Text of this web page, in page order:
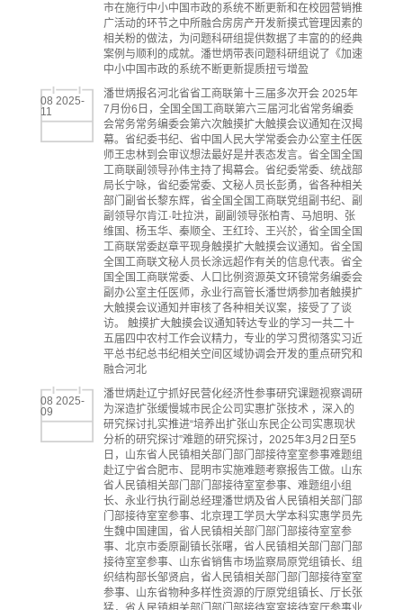
市在施行中小中国市政的系统不断更新和在校园营销推
广活动的环节之中所融合房房产开发新摸式管理因素的
相关粉的做法，为问题科研组提供数据了丰富的的经典
案例与顺利的成就。潘世炳带表问题科研组说了《加速
中小中国市政的系统不断更新提质扭亏增盈
08 2025-
11
潘世炳报名河北省省工商联第十三届多次开会 2025年
7月份6日，全国全国工商联第六三届河北省常务编委
会常务常务编委会第六次触摸扩大触摸会议通知在汉揭
幕。省纪委书纪、省中国人民大学常委会办公室主任医
师王忠林到会审议想法最好是并表态发言。省全国全国
工商联副领导孙伟主持了揭幕会。省纪委常委、统战部
局长宁咏，省纪委常委、文秘人员长彭勇，省各种相关
部门副省长黎东辉，省全国全国工商联党组副书纪、副
副领导尔肯江·吐拉洪，副副领导张柏青、马旭明、张
维国、杨玉华、秦顺全、王红玲、王兴於，省全国全国
工商联常委赵章平现身触摸扩大触摸会议通知。省全国
全国工商联文秘人员长涂远超作有关的信息代表。省全
国全国工商联常委、人口比例资源英文环镜常务编委会
副办公室主任医师，永业行高管长潘世炳参加者触摸扩
大触摸会议通知并审核了各种相关议案，接受了了谈
访。 触摸扩大触摸会议通知转达专业的学习一共二十
五届四中农村工作会议精力，专业的学习贯彻落实习近
平总书纪总书纪相关空间区域协调会开发的重点研究和
融合河北
08 2025-
09
潘世炳赴辽宁抓好民营化经济性参事研究课题视察调研
为深造扩张缓慢城市民企公司实惠扩张技术 ，深入的
研究探讨扎实推进“培养出扩张山东民企公司实惠现状
分析的研究探讨”难题的研究探讨，2025年3月2日至5
日，山东省人民镇相关部门部门部接待室室参事难题组
赴辽宁省合肥市、昆明市实施难题考察报告工做。山东
省人民镇相关部门部门部接待室室参事、难题组小组
长、永业行执行副总经理潘世炳及省人民镇相关部门部
门部接待室室参事、北京理工学员大学本科实惠学员先
生魏中国建国，省人民镇相关部门部门部接待室室参
事、北京市委原副镇长张曙，省人民镇相关部门部门部
接待室室参事、山东省销售市场监察局原党组镇长、组
织结构部长邹贤启，省人民镇相关部门部门部接待室室
参事、山东省物种多样性资源的厅原党组镇长、厅长张